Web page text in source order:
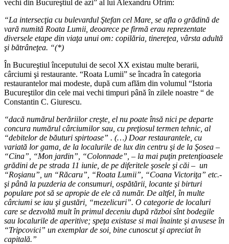
vechi din Bucureştiul de azi” al lui Alexandru Ofrim:
“La intersecţia cu bulevardul Ştefan cel Mare, se afla o grădină de
vară numită Roata Lumii, deoarece pe firmă erau reprezentate
diversele etape din viaţa unui om: copilăria, tinereţea, vârsta adultă
şi bătrâneţea. “(*)
În Bucureştiul începutului de secol XX existau multe berarii,
cârciumi şi restaurante. “Roata Lumii” se încadra în categoria
restaurantelor mai modeste, după cum aflăm din volumul “Istoria
Bucureştilor din cele mai vechi timpuri până în zilele noastre “ de
Constantin C. Giurescu.
“dacă numărul berăriilor creşte, el nu poate însă nici pe departe
concura numărul cârciumilor sau, cu preţiosul termen tehnic, al
“debitelor de băuturi spirtoase” . (…) Doar restaurantele, cu
variată lor gama, de la localurile de lux din centru şi de la Şosea –
“Cina”, “Mon jardin”, “Colonnade”, – la mai puţin pretenţioasele
grădini de pe strada 11 iunie, de pe diferitele şosele şi căi – un
“Roşianu”, un “Răcaru”, “Roata Lumii”, “Coana Victoriţa” etc.-
şi până la puzderia de consumuri, ospătării, locante şi birturi
populare pot să se apropie de ele că număr. De altfel, în multe
cârciumi se iau şi gustări, “mezelicuri”. O categorie de localuri
care se dezvoltă mult în primul deceniu după război sînt bodegile
sau localurile de aperitive; speţa existase si mai înainte şi avusese în
“Tripcovici” un exemplar de soi, bine cunoscut şi apreciat în
capitală.”